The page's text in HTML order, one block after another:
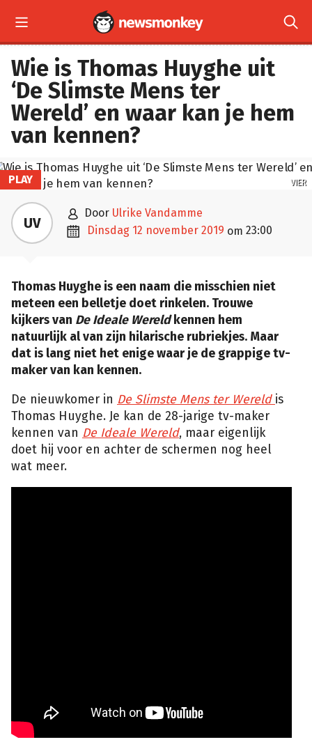
 
Wie is Thomas Huyghe uit
‘De Slimste Mens ter
Wereld’ en waar kan je hem
van kennen?
VIER
PLAY
UV  door Ulrike Vandamme
 dinsdag 12 november 2019 om 23:00
Thomas Huyghe is een naam die misschien niet
meteen een belletje doet rinkelen. Trouwe
kijkers van De Ideale Wereldkennen hem
natuurlijk al van zijn hilarische rubriekjes. Maar
dat is lang niet het enige waar je de grappige tv-
maker van kan kennen.
De nieuwkomer in De Slimste Mens ter Wereld is
Thomas Huyghe. Je kan de 28-jarige tv-maker
kennen van De Ideale Wereld, maar eigenlijk
doet hij voor en achter de schermen nog heel
wat meer.